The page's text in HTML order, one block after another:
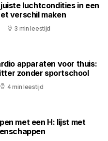
luchtcondities in een
verschil maken
3 min leestijd
apparaten voor thuis:
zonder sportschool
4 min leestijd
met een H: lijst met